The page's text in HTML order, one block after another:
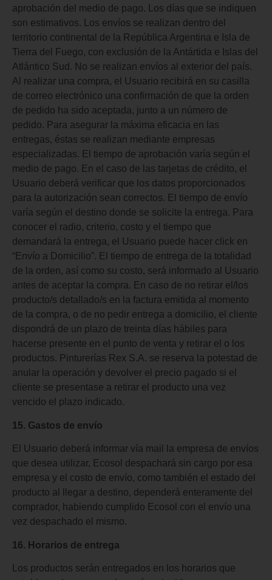
aprobación del medio de pago. Los días que se indiquen
son estimativos. Los envíos se realizan dentro del
territorio continental de la República Argentina e Isla de
Tierra del Fuego, con exclusión de la Antártida e Islas del
Atlántico Sud. No se realizan envíos al exterior del país.
Al realizar una compra, el Usuario recibirá en su casilla
de correo electrónico una confirmación de que la orden
de pedido ha sido aceptada, junto a un número de
pedido. Para asegurar la máxima eficacia en las
entregas, éstas se realizan mediante empresas
especializadas. El tiempo de aprobación varía según el
medio de pago. En el caso de las tarjetas de crédito, el
Usuario deberá verificar que los datos proporcionados
para la autorización sean correctos. El tiempo de envío
varía según el destino donde se solicite la entrega. Para
conocer el radio, criterio, costo y el tiempo que
demandará la entrega, el Usuario puede hacer click en
“Envío a Domicilio”. El tiempo de entrega de la totalidad
de la orden, así como su costo, será informado al Usuario
antes de aceptar la compra. En caso de no retirar el/los
producto/s detallado/s en la factura emitida al momento
de la compra, o de no pedir entrega a domicilio, el cliente
dispondrá de un plazo de treinta días hábiles para
hacerse presente en el punto de venta y retirar el o los
productos. Pinturerías Rex S.A. se reserva la potestad de
anular la operación y devolver el precio pagado si el
cliente se presentase a retirar el producto una vez
vencido el plazo indicado.
15. Gastos de envío
El Usuario deberá informar vía mail la empresa de envíos
que desea utilizar, Ecosol despachará sin cargo por esa
empresa y el costo de envío, como también el estado del
producto al llegar a destino, dependerá enteramente del
comprador, habiendo cumplido Ecosol con el envío una
vez despachado el mismo.
16. Horarios de entrega
Los productos serán entregados en los horarios que